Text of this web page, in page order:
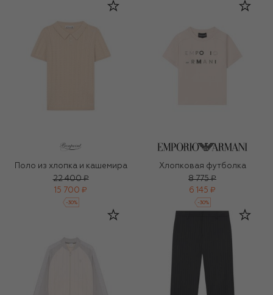
Поло из хлопка и кашемира
22 400 ₽
15 700 ₽
-30%
Хлопковая футболка
8 775 ₽
6 145 ₽
-30%